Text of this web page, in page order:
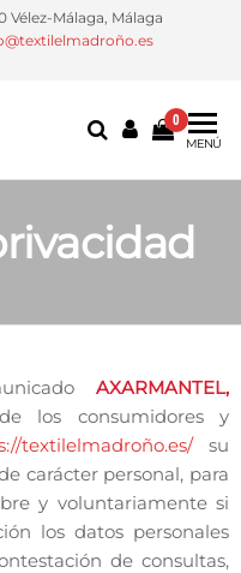
Vélez-Málaga, Málaga
0
MENÚ
AXARMANTEL,
los consumidores y
textilelmadroño.es/su
carácter personal, para
y voluntariamente si
los datos personales
de consultas,